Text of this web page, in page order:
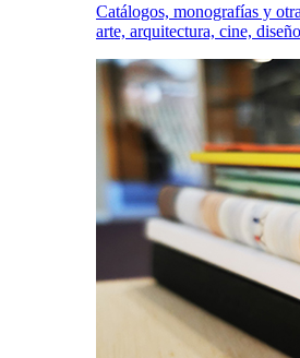
Catálogos, monografías y
arte, arquitectura, cine,